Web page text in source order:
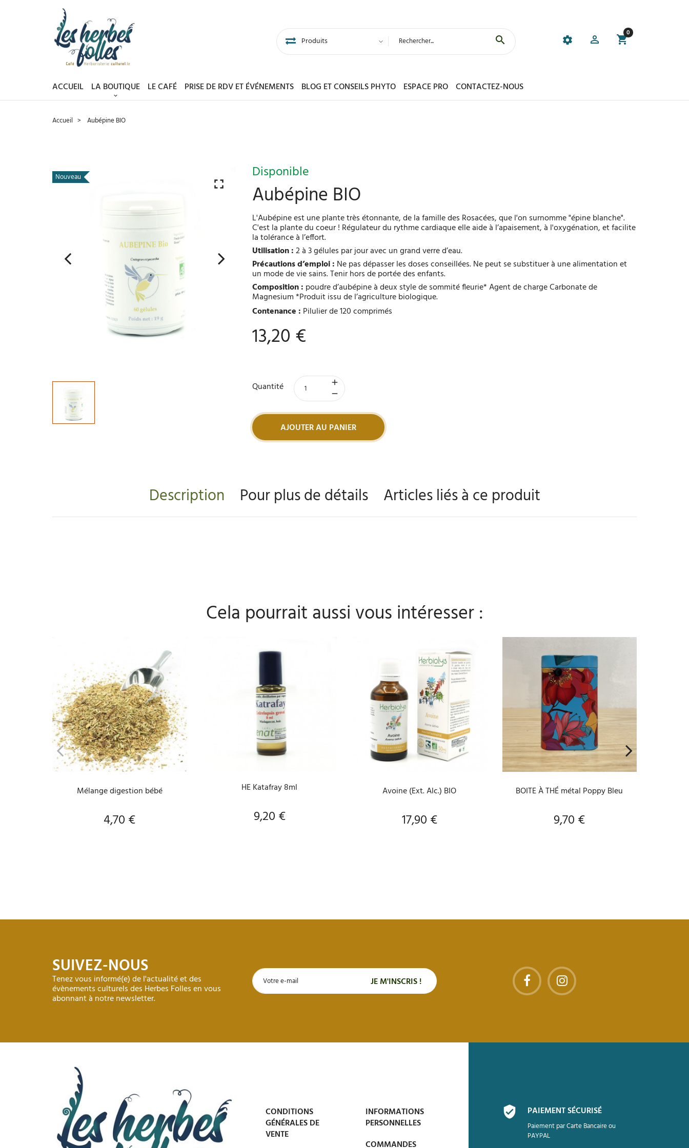
0
ACCUEIL LA BOUTIQUE LE CAFÉ PRISE DE RDV ET ÉVÉNEMENTS BLOG ET CONSEILS PHYTO ESPACE PRO CONTACTEZ-NOUS
Accueil Aubépine BIO
Nouveau Disponible
Aubépine BIO
L'Aubépine est une plante très étonnante, de la famille des Rosacées, que l'on surnomme "épine blanche".
C'est la plante du coeur ! Régulateur du rythme cardiaque elle aide à l’apaisement, à l'oxygénation, et facilite
la tolérance à l’effort.
Utilisation :2 à 3 gélules par jour avec un grand verre d’eau.
Précautions d’emploi : Ne pas dépasser les doses conseillées. Ne peut se substituer à une alimentation et
un mode de vie sains. Tenir hors de portée des enfants.
Composition : poudre d’aubépine à deux style de sommité fleurie* Agent de charge Carbonate de
Magnesium *Produit issu de l’agriculture biologique.
Contenance : Pilulier de 120 comprimés
13,20 €
Quantité
AJOUTER AU PANIER
Description Pour plus de détails Articles liés à ce produit
Cela pourrait aussi vous intéresser :
PERSONNALISER
Mélange digestion bébé
Prix
4,70 €
AJOUTER AU PANIER
HE Katafray 8ml
Prix
9,20 €
AJOUTER AU PANIER
Avoine (Ext. Alc.) BIO
Prix
17,90 €
AJOUTER AU PANIER
BOITE À THÉ métal Poppy Bleu
Prix
9,70 €
SUIVEZ-NOUS
Tenez vous informé(e) de l'actualité et des
évènements culturels des Herbes Folles en vous
abonnant à notre newsletter.
CONDITIONS
GÉNÉRALES DE
VENTE
INFORMATIONS
PERSONNELLES
COMMANDES
PAIEMENT SÉCURISÉ
Paiement par Carte Bancaire ou
PAYPAL